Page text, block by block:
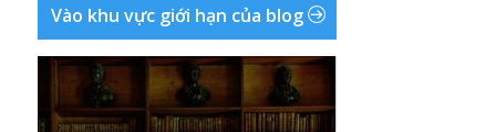
Vào khu vực giới hạn của blog